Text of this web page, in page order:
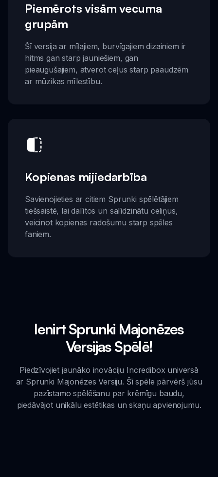
Piemērots visām vecuma
grupām
Šī versija ar mīļajiem, burvīgajiem dizainiem ir
hitms gan starp jauniešiem, gan
pieaugušajiem, atverot ceļus starp paaudzēm
ar mūzikas mīlestību.
Kopienas mijiedarbība
Savienojieties ar citiem Sprunki spēlētājiem
tiešsaistē, lai dalītos un salīdzinātu celiņus,
veicinot kopienas radošumu starp spēles
faniem.
Ienirt Sprunki Majonēzes
Versijas Spēlē!
Piedzīvojiet jaunāko inovāciju Incredibox universā
ar Sprunki Majonēzes Versiju. Šī spēle pārvērš jūsu
pazīstamo spēlēšanu par krēmīgu baudu,
piedāvājot unikālu estētikas un skaņu apvienojumu.